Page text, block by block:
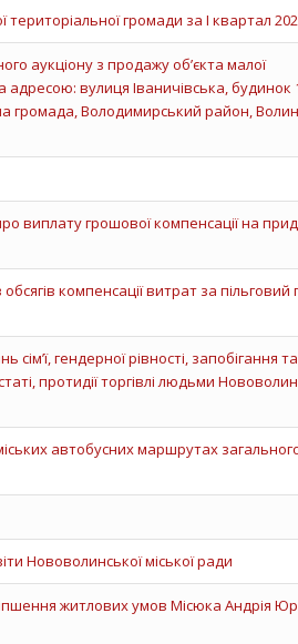
громади за І квартал
аукціону з продажу об’єкта малої
вулиця Іваничівська, будинок
громада, Володимирський район,
виплату грошової компенсації на
компенсації витрат за пільговий
гендерної рівності, запобігання
протидії торгівлі людьми
автобусних маршрутах
Нововолинської міської ради
житлових умов Місюка Андрія